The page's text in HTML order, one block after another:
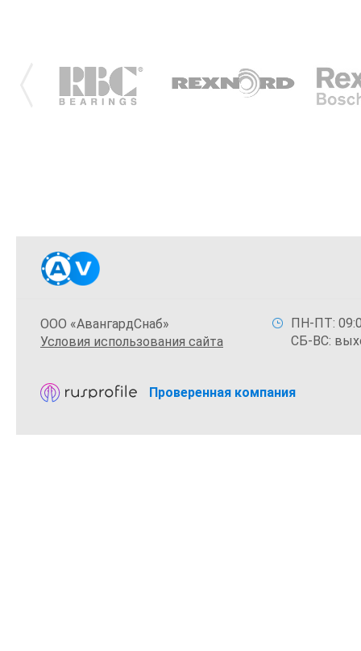
ООО «АвангардСнаб»
Условия использования сайта
ПН-ПТ:
СБ-ВС:
Проверенная компания